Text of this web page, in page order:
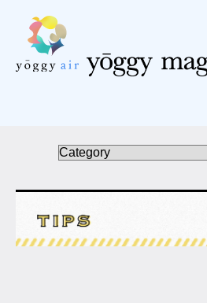
インストラクター一覧